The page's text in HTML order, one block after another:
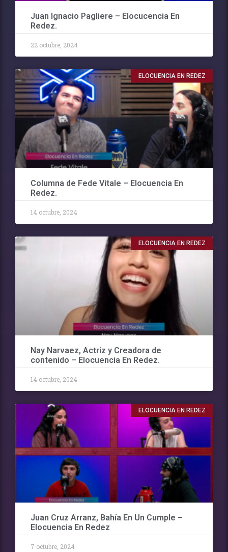
Juan Ignacio Pagliere – Elocucencia En
Redez.
22 octubre, 2024
ELOCUENCIA EN REDEZ
Columna de Fede Vitale – Elocuencia En
Redez.
14 octubre, 2024
ELOCUENCIA EN REDEZ
Nay Narvaez, Actriz y Creadora de
contenido – Elocuencia En Redez.
14 octubre, 2024
ELOCUENCIA EN REDEZ
Juan Cruz Arranz, Bahía En Un Cumple –
Elocuencia En Redez
7 octubre, 2024